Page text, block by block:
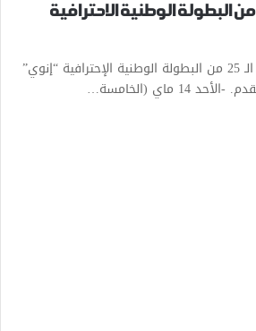
برنامج الأسبوع الـ25 من البطولة الوطنية الاحترافية
في مايلي برنامج الدورة الـ 25 من البطولة الوطنية الإحترافية “إنوي”
ماي (الخامسة…